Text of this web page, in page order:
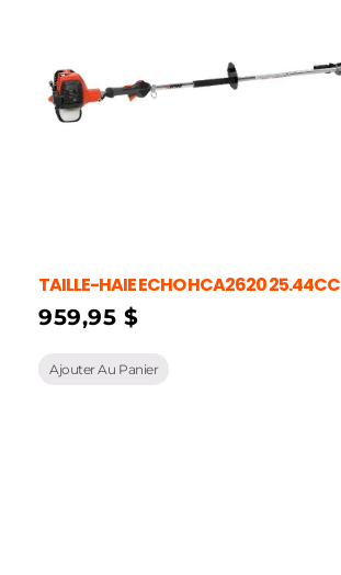
TAILLE-HAIE ECHO HCA2620 25.44CC
959,95$
Ajouter Au Panier